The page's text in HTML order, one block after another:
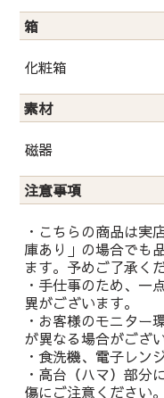
箱
化粧箱
素材
磁器
注意事項
・こちらの商品は実
庫あり」の場合でも
ます。予めご了承く
・手仕事のため、一
異がございます。
・お客様のモニター
が異なる場合がござ
・食洗機、電子レン
・高台（ハマ）部分
傷にご注意ください。